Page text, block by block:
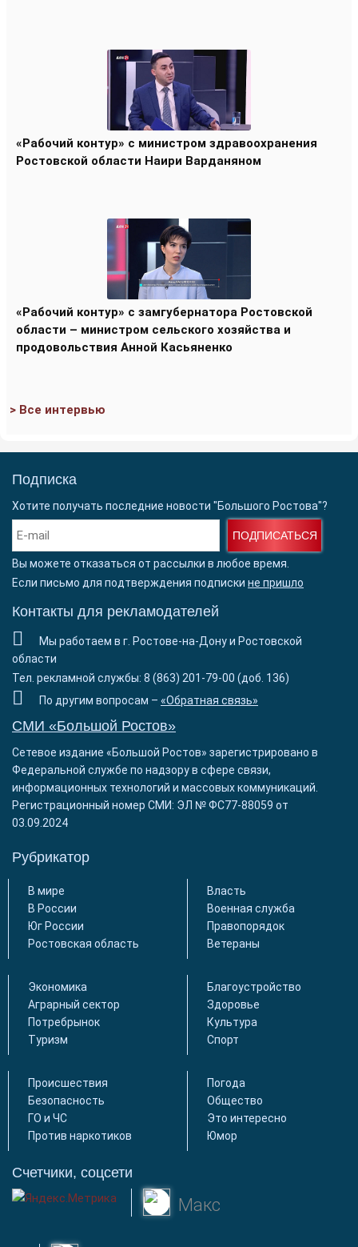
«Рабочий контур» с министром здравоохранения
Ростовской области Наири Варданяном
«Рабочий контур» с замгубернатора Ростовской
области – министром сельского хозяйства и
продовольствия Анной Касьяненко
> Все интервью
Подписка
Хотите получать последние новости "Большого Ростова"?
ПОДПИСАТЬСЯ
Вы можете отказаться от рассылки в любое время.
Если письмо для подтверждения подписки не пришло
Контакты для рекламодателей
Мы работаем в г. Ростове-на-Дону и Ростовской
области
Тел. рекламной службы: 8 (863) 201-79-00 (доб. 136)
По другим вопросам – «Обратная связь»
СМИ «Большой Ростов»
Сетевое издание «Большой Ростов» зарегистрировано в
Федеральной службе по надзору в сфере связи,
информационных технологий и массовых коммуникаций.
Регистрационный номер СМИ: ЭЛ № ФС77-88059 от
03.09.2024
Рубрикатор
В мире
В России
Юг России
Ростовская область
Власть
Военная служба
Правопорядок
Ветераны
Экономика
Аграрный сектор
Потребрынок
Туризм
Благоустройство
Здоровье
Культура
Спорт
Происшествия
Безопасность
ГО и ЧС
Против наркотиков
Погода
Общество
Это интересно
Юмор
Счетчики, соцсети
Макс